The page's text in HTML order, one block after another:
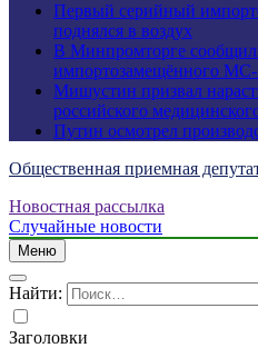
Первый серийный
поднялся в воздух
В Минпромторге
импортозамещённого МС-
Мишустин призвал
российского
Путин осмотрел
Общественная приемная
Новостная рассылка
Случайные новости
Меню
Найти:
Заголовки